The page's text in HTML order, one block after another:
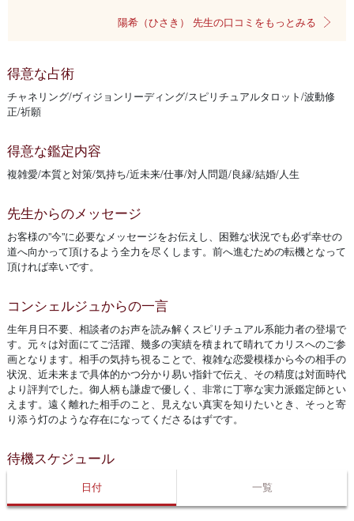
陽希（ひさき） 先生の口コミをもっとみる
得意な占術
チャネリング/ヴィジョンリーディング/スピリチュアルタロット/波動修
正/祈願
得意な鑑定内容
複雑愛/本質と対策/気持ち/近未来/仕事/対人問題/良縁/結婚/人生
先生からのメッセージ
お客様の”今”に必要なメッセージをお伝えし、困難な状況でも必ず幸せの
道へ向かって頂けるよう全力を尽くします。前へ進むための転機となって
頂ければ幸いです。
コンシェルジュからの一言
生年月日不要、相談者のお声を読み解くスピリチュアル系能力者の登場で
す。元々は対面にてご活躍、幾多の実績を積まれて晴れてカリスへのご参
画となります。相手の気持ち視ることで、複雑な恋愛模様から今の相手の
状況、近未来まで具体的かつ分かり易い指針で伝え、その精度は対面時代
より評判でした。御人柄も謙虚で優しく、非常に丁寧な実力派鑑定師とい
えます。遠く離れた相手のこと、見えない真実を知りたいとき、そっと寄
り添う灯のような存在になってくださるはずです。
待機スケジュール
日付 一覧